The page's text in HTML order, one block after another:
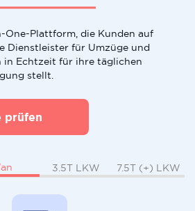
One-Plattform, die Kunden auf
Dienstleister für Umzüge und
in Echtzeit für ihre täglichen
stellt.
prüfen
3.5T LKW 7.5T (+) LKW